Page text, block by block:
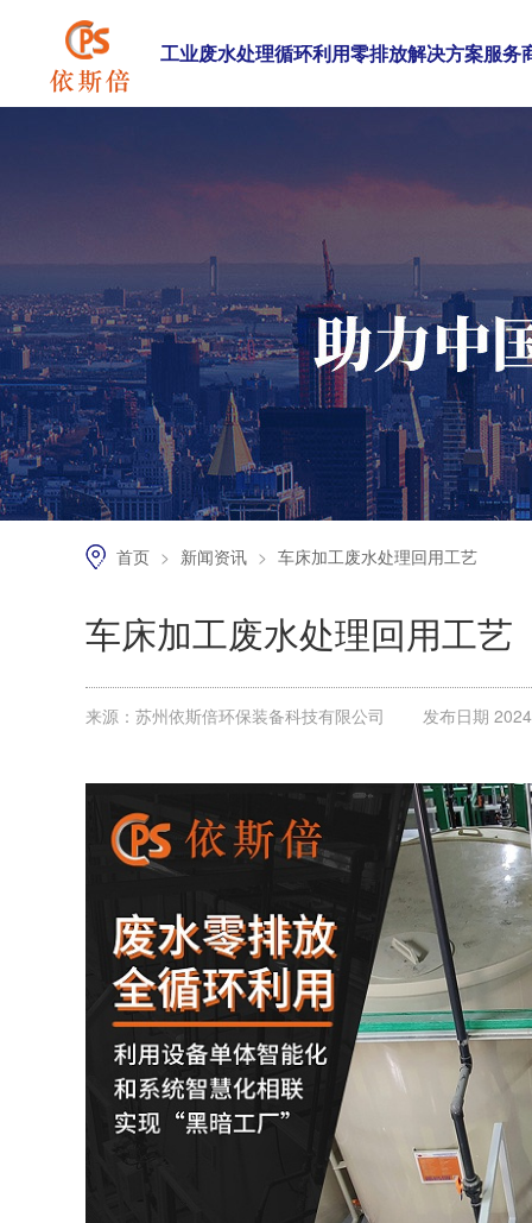
工业废水处理循环利用零排放解决方案服务
首页 > 新闻资讯 > 车床加工废水处理回用工艺
车床加工废水处理回用工艺
来源：苏州依斯倍环保装备科技有限公司 发布日期